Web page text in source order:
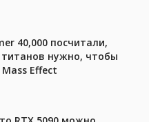
40,000 посчитали,
титанов нужно, чтобы
Effect